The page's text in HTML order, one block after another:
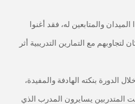
والمتابعين له، فقد أغنوا
لتجاوبهم مع التمارين التدريبية أثر
الدورة بنكته الهادفة والمفيدة،
المتدربين يسايرون المدرب الذي